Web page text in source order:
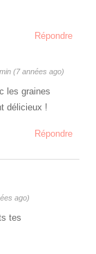
Répondre
(7 années ago)
les graines
délicieux !
Répondre
ago)
tes